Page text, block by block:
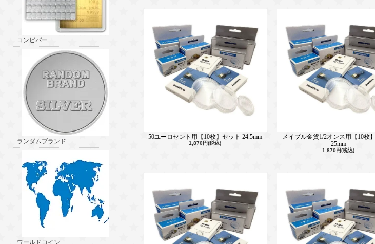
コンビバー
ランダムブランド
ワールドコイン
50ユーロセント用【10枚】セット 24.5mm
1,870円(税込)
メイプル金貨1/2オンス用【10枚
25mm
1,870円(税込)